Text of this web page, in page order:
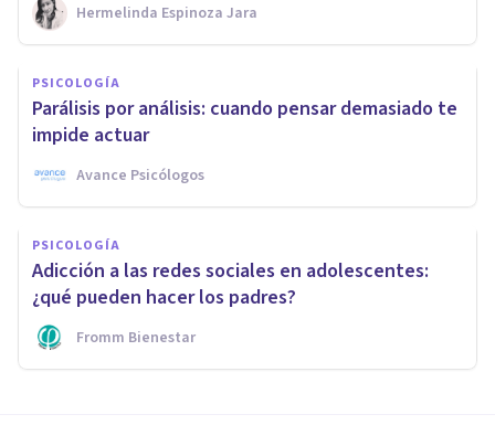
Hermelinda Espinoza Jara
PSICOLOGÍA
Parálisis por análisis: cuando pensar demasiado te
impide actuar
Avance Psicólogos
PSICOLOGÍA
Adicción a las redes sociales en adolescentes:
¿qué pueden hacer los padres?
Fromm Bienestar